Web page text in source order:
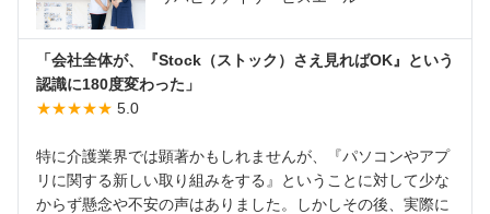
「会社全体が、『Stock（ストック）さえ見ればOK』という
認識に180度変わった」
★★★★★ 5.0
特に介護業界では顕著かもしれませんが、『パソコンやアプ
リに関する新しい取り組みをする』ということに対して少な
からず懸念や不安の声はありました。しかしその後、実際に